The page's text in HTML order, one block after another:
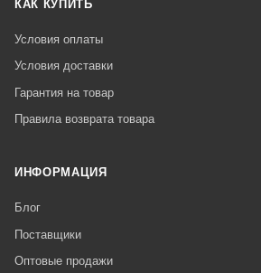
КАК КУПИТЬ
Условия оплаты
Условия доставки
Гарантия на товар
Правила возврата товара
ИНФОРМАЦИЯ
Блог
Поставщики
Оптовые продажи